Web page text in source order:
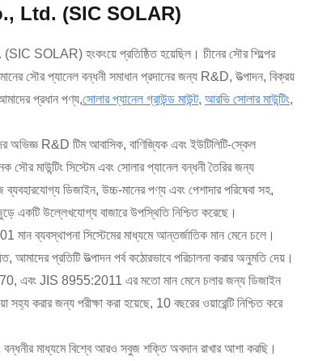
Ltd. (SIC SOLAR)
হংকংয়ে প্রতিষ্ঠিত হয়েছিল। চীনের সৌর শিল্পের
সৌর প্যানেল বন্ধনী সমাধান প্রদানের জন্য R&D, উত্পাদন, বিক্রয়
প্রধান পণ্য,সোলার প্যানেল গ্রাউন্ড মাউন্ট, আরভি সোলার মাউন্টিং,
অভিজ্ঞ R&D টিম আবাসিক, বাণিজ্যিক এবং ইউটিলিটি-স্কেল
মাউন্টিং সিস্টেম এবং সোলার প্যানেল বন্ধনী তৈরির জন্য
ডিজাইন, উচ্চ-মানের পণ্য এবং পেশাদার পরিষেবা সহ,
উল্লেখযোগ্য বাজারে উপস্থিতি নিশ্চিত করেছে।
ব্যবস্থাপনা সিস্টেমের মাধ্যমে আন্তর্জাতিক মান মেনে চলে।
প্রতিটি উত্পাদন পর্ব কঠোরভাবে পরিচালনা করার অনুমতি দেয়।
এবং JIS 8955:2011 এর মতো মান মেনে চলার জন্য ডিজাইন
করার জন্য পরীক্ষা করা হয়েছে, 10 বছরের ওয়ারেন্টি নিশ্চিত করে
মাধ্যমে বিশ্বে আরও সবুজ শক্তি অবদান রাখার আশা করছি।